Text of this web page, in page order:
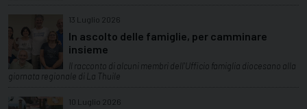
13 Luglio 2026
In ascolto delle famiglie, per camminare
insieme
Il racconto di alcuni membri dell'Ufficio famiglia diocesano alla
giornata regionale di La Thuile
10 Luglio 2026